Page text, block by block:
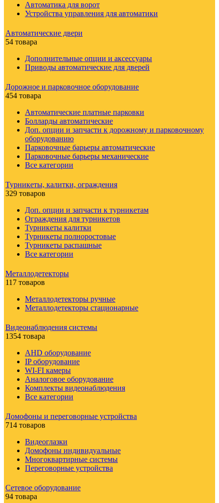
Автоматика для ворот
Устройства управления для автоматики
Автоматические двери
54 товара
Дополнительные опции и аксессуары
Приводы автоматические для дверей
Дорожное и парковочное оборудование
454 товара
Автоматические платные парковки
Болларды автоматические
Доп. опции и запчасти к дорожному и парковочному
оборудованию
Парковочные барьеры автоматические
Парковочные барьеры механические
Все категории
Турникеты, калитки, ограждения
329 товаров
Доп. опции и запчасти к турникетам
Ограждения для турникетов
Турникеты калитки
Турникеты полноростовые
Турникеты распашные
Все категории
Металлодетекторы
117 товаров
Металлодетекторы ручные
Металлодетекторы стационарные
Видеонаблюдения cистемы
1354 товара
AHD оборудование
IP оборудование
WI-FI камеры
Аналоговое оборудование
Комплекты видеонаблюдения
Все категории
Домофоны и переговорные устройства
714 товаров
Видеоглазки
Домофоны индивидуальные
Многоквартирные системы
Переговорные устройства
Сетевое оборудование
94 товара